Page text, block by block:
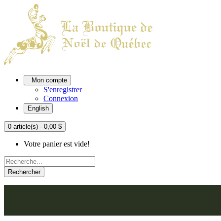
Mon compte
S'enregistrer
Connexion
English
0 article(s) - 0,00 $
Votre panier est vide!
Rechercher